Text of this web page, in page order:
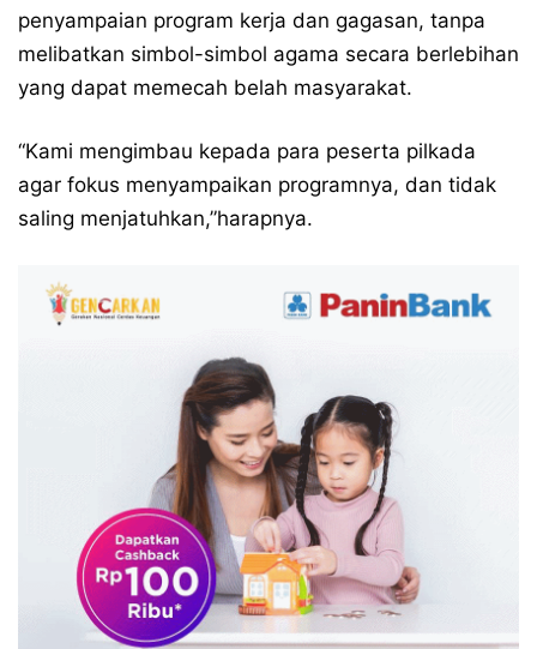
penyampaian program kerja dan gagasan, tanpa
melibatkan simbol-simbol agama secara berlebihan
yang dapat memecah belah masyarakat.
“Kami mengimbau kepada para peserta pilkada
agar fokus menyampaikan programnya, dan tidak
saling menjatuhkan,”harapnya.